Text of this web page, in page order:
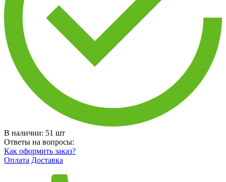
В наличии: 51 шт
Ответы на вопросы:
Как оформить заказ?
Оплата Доставка